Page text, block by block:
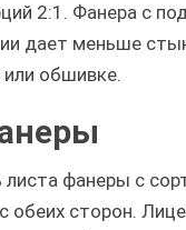
2:1. Фанера с
дает меньше
или обшивке.
листа фанеры с
обеих сторон.